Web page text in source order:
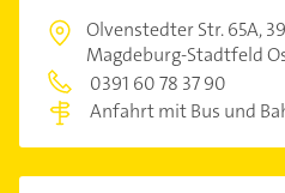
Olvenstedter Str. 65A,
Magdeburg-Stadtfeld
0391 60 78 37 90
Anfahrt mit Bus und